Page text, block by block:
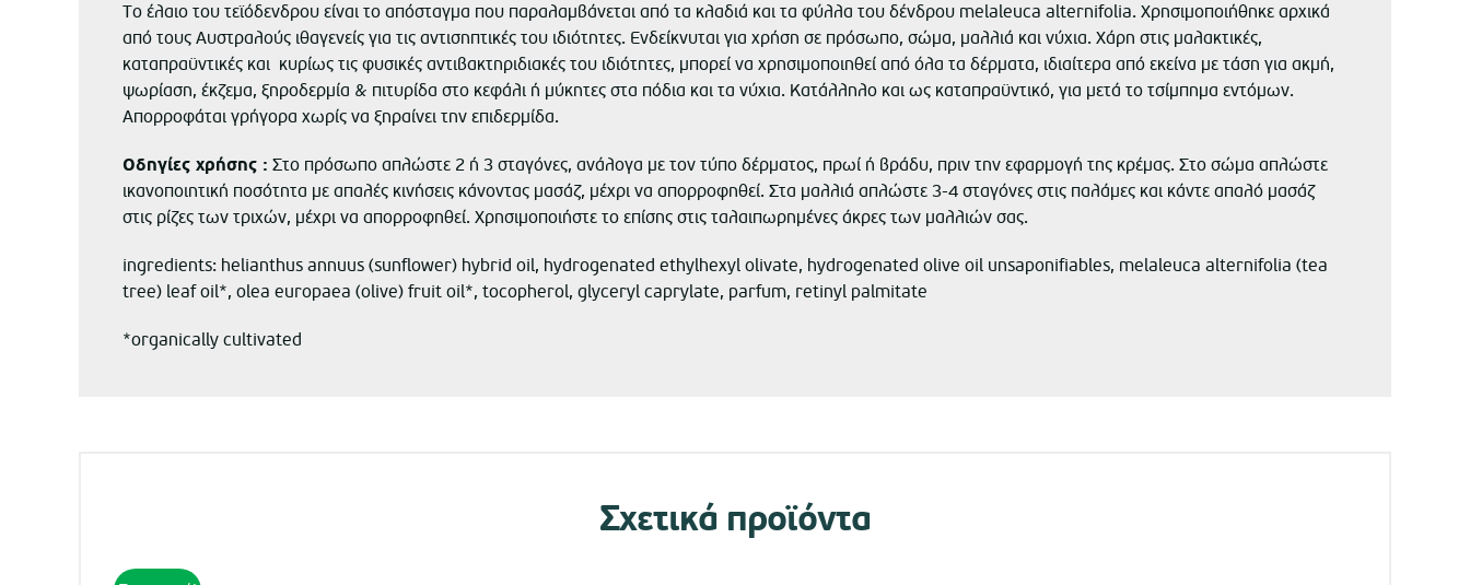
Το έλαιο του τεϊόδενδρου είναι το απόσταγμα που παραλαμβάνεται από τα κλαδιά και τα φύλλα του δένδρου melaleuca alternifolia. Χρησιμοποιήθηκε αρχικά
από τους Αυστραλούς ιθαγενείς για τις αντισηπτικές του ιδιότητες. Ενδείκνυται για χρήση σε πρόσωπο, σώμα, μαλλιά και νύχια. Χάρη στις μαλακτικές,
καταπραϋντικές και κυρίως τις φυσικές αντιβακτηριδιακές του ιδιότητες, μπορεί να χρησιμοποιηθεί από όλα τα δέρματα, ιδιαίτερα από εκείνα με τάση για ακμή,
ψωρίαση, έκζεμα, ξηροδερμία & πιτυρίδα στο κεφάλι ή μύκητες στα πόδια και τα νύχια. Κατάλληλο και ως καταπραϋντικό, για μετά το τσίμπημα εντόμων.
Απορροφάται γρήγορα χωρίς να ξηραίνει την επιδερμίδα.
Οδηγίες χρήσης : Στο πρόσωπο απλώστε 2 ή 3 σταγόνες, ανάλογα με τον τύπο δέρματος, πρωί ή βράδυ, πριν την εφαρμογή της κρέμας. Στο σώμα απλώστε
ικανοποιητική ποσότητα με απαλές κινήσεις κάνοντας μασάζ, μέχρι να απορροφηθεί. Στα μαλλιά απλώστε 3-4 σταγόνες στις παλάμες και κάντε απαλό μασάζ
στις ρίζες των τριχών, μέχρι να απορροφηθεί. Χρησιμοποιήστε το επίσης στις ταλαιπωρημένες άκρες των μαλλιών σας.
ingredients: helianthus annuus (sunflower) hybrid oil, hydrogenated ethylhexyl olivate, hydrogenated olive oil unsaponifiables, melaleuca alternifolia (tea
tree) leaf oil*, olea europaea (olive) fruit oil*, tocopherol, glyceryl caprylate, parfum, retinyl palmitate
*organically cultivated
Σχετικά προϊόντα